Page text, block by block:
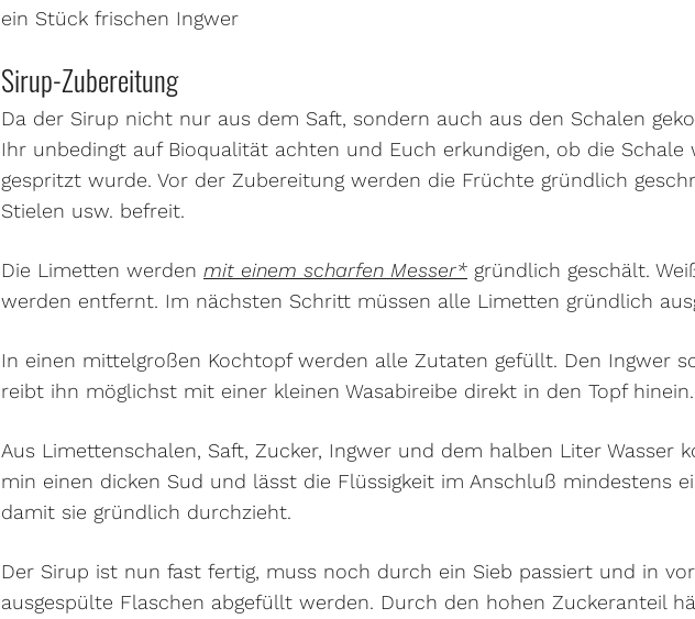
ein Stück frischen Ingwer
Sirup-Zubereitung
Da der Sirup nicht nur aus dem Saft, sondern auch aus den Schalen
Ihr unbedingt auf Bioqualität achten und Euch erkundigen, ob die
gespritzt wurde. Vor der Zubereitung werden die Früchte gründlich
Stielen usw. befreit.
Die Limetten werden mit einem scharfen Messer* gründlich geschält.
werden entfernt. Im nächsten Schritt müssen alle Limetten gründlich
In einen mittelgroßen Kochtopf werden alle Zutaten gefüllt. Den Ingwer
reibt ihn möglichst mit einer kleinen Wasabireibe direkt in den Topf hinein.
Aus Limettenschalen, Saft, Zucker, Ingwer und dem halben Liter Wasser
min einen dicken Sud und lässt die Flüssigkeit im Anschluß mindestens
damit sie gründlich durchzieht.
Der Sirup ist nun fast fertig, muss noch durch ein Sieb passiert und in
ausgespülte Flaschen abgefüllt werden. Durch den hohen Zuckeranteil